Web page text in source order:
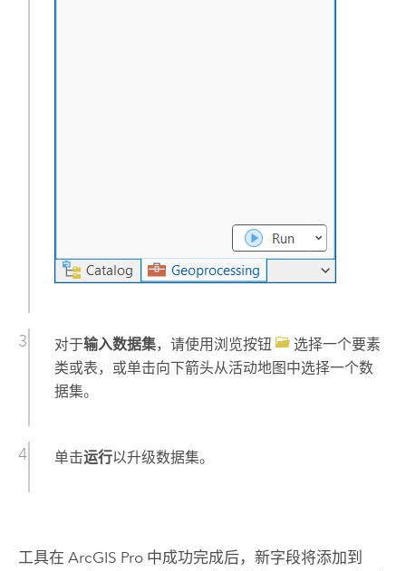
对于输入数据集，请使用浏览按钮
选择一个要素
类或表，或单击向下箭头从活动地图中选择一个数
据集。
单击运行以升级数据集。
工具在 ArcGIS Pro中成功完成后，新字段将添加到